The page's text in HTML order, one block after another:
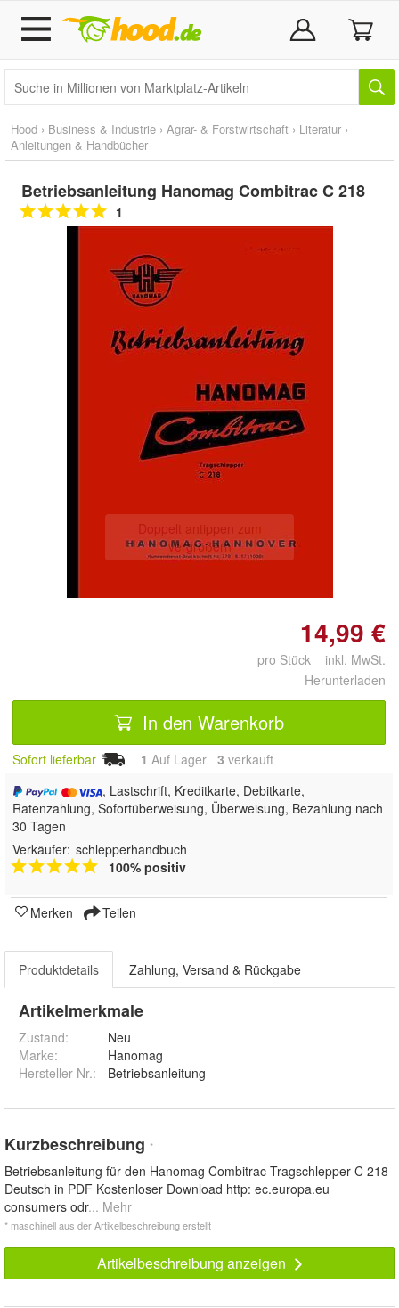
Hood › Business & Industrie › Agrar- & Forstwirtschaft › Literatur ›
Anleitungen & Handbücher
Betriebsanleitung Hanomag Combitrac C 218
1
Doppelt antippen zum
vergrößern
14,99 €
pro Stück inkl. MwSt.
Herunterladen
In den Warenkorb
Sofort lieferbar 1 Auf Lager 3 verkauft
, Lastschrift, Kreditkarte, Debitkarte,
Ratenzahlung, Sofortüberweisung, Überweisung, Bezahlung nach
30 Tagen
Verkäufer: schlepperhandbuch
100% positiv
Merken Teilen
Produktdetails Zahlung, Versand & Rückgabe
Artikelmerkmale
Zustand:
Neu
Marke:
Hanomag
Hersteller Nr.:
Betriebsanleitung
Kurzbeschreibung *
Betriebsanleitung für den Hanomag Combitrac Tragschlepper C 218
Deutsch in PDF Kostenloser Download http: ec.europa.eu
consumers odr... Mehr
* maschinell aus der Artikelbeschreibung erstellt
Artikelbeschreibung anzeigen